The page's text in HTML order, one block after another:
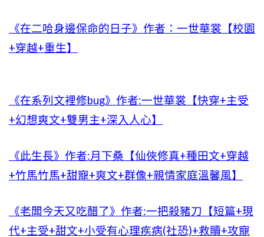
《在二哈身邊保命的日子》作者：一世華裳【校園
+穿越+重生】
《在系列文裡修bug》作者:一世華裳【快穿+主受
+幻想爽文+雙男主+深入人心】
《此生長》作者:月下桑【仙俠修真+種田文+穿越
+竹馬竹馬+甜寵+爽文+群像+親情家庭溫馨風】
《老闆今天又吃醋了》作者:一把殺豬刀【短篇+現
代+主受+甜文+小受有心理疾病(社恐)+救贖+攻寵